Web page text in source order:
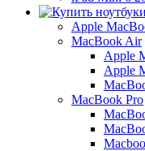
Apple
MacBook Air
Apple
Apple
MacBook Pro